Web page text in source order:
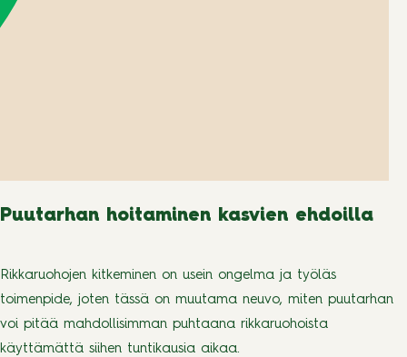
Puutarhan hoitaminen kasvien ehdoilla
Rikkaruohojen kitkeminen on usein ongelma ja työläs
toimenpide, joten tässä on muutama neuvo, miten puutarhan
voi pitää mahdollisimman puhtaana rikkaruohoista
käyttämättä siihen tuntikausia aikaa.